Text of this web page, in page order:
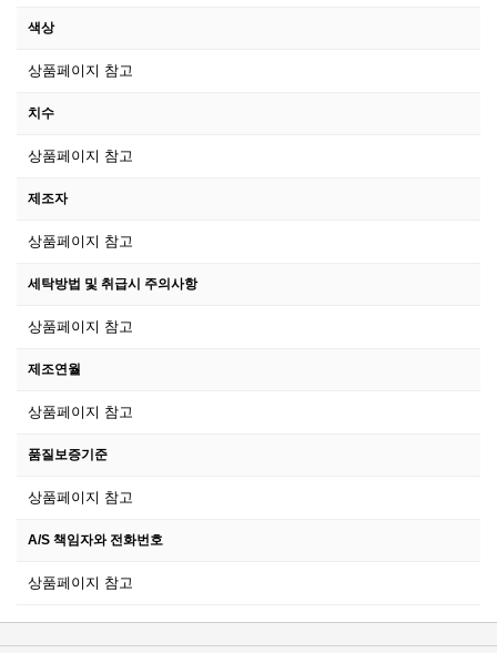
색상
상품페이지 참고
치수
상품페이지 참고
제조자
상품페이지 참고
세탁방법 및 취급시 주의사항
상품페이지 참고
제조연월
상품페이지 참고
품질보증기준
상품페이지 참고
A/S 책임자와 전화번호
상품페이지 참고